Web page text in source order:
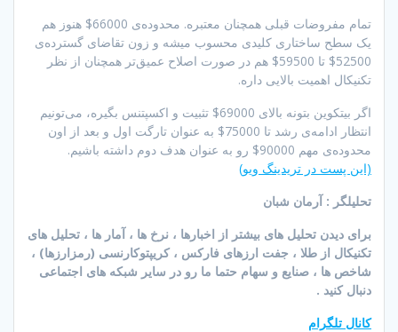
تمام مفروضات قبلی همچنان معتبره. محدوده‌ی 66000$ هنوز هم
یک سطح ساختاری کلیدی محسوب میشه و زون تقاضای گسترده‌ی
52500$ تا 59500$ هم در صورت اصلاح عمیق‌تر همچنان از نظر
تکنیکال اهمیت بالایی داره.
اگر بیتکوین بتونه بالای 69000$ تثبیت و اکسپتنس بگیره، می‌تونیم
انتظار ادامه‌ی رشد تا 75000$ به عنوان تارگت اول و بعد از اون
محدوده‌ی مهم 90000$ رو به عنوان هدف دوم داشته باشیم.
(این پست در تریدینگ ویو)
تحلیلگر : آرمان شبان
برای دیدن تحلیل های بیشتر از اخبارها ، نرخ ها ، آمار ها ، تحلیل های
تکنیکال از طلا ، جفت ارزهای فارکس ، کریپتوکارنسی (رمزارزها) ،
شاخص ها ، صنایع و سهام حتما ما رو در سایر شبکه های اجتماعی
دنبال کنید .
کانال تلگرام